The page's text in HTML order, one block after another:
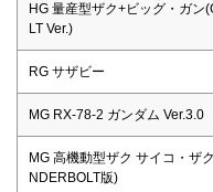
HG 量産型ザク+ビッグ・ガ
LT Ver.)
RG サザビー
MG RX-78-2 ガンダム Ver.3.0
MG 高機動型ザク サイコ・ザ
NDERBOLT版)